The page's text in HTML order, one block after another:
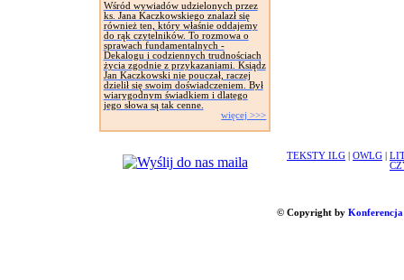
Wśród wywiadów udzielonych przez
ks. Jana Kaczkowskiego znalazł się
również ten, który właśnie oddajemy
do rąk czytelników. To rozmowa o
sprawach fundamentalnych -
Dekalogu i codziennych trudnościach
życia zgodnie z przykazaniami. Ksiądz
Jan Kaczkowski nie pouczał, raczej
dzielił się swoim doświadczeniem. Był
wiarygodnym świadkiem i dlatego
jego słowa są tak cenne.
więcej >>>
TEKSTY ILG OWLG
© Copyright by Konferencja